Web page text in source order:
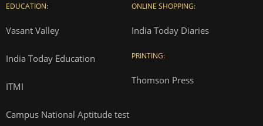
EDUCATION:
Vasant Valley
India Today Education
ITMI
Campus National Aptitude test
ONLINE SHOPPING:
India Today Diaries
PRINTING:
Thomson Press